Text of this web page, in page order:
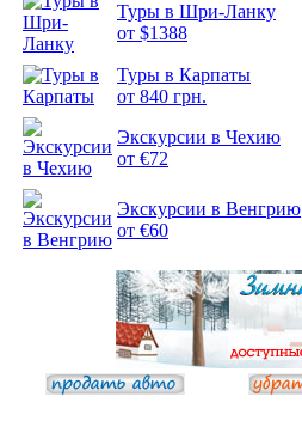
Туры в Шри-Ланку
от $1388
Туры в Карпаты
от 840 грн.
Экскурсии в Чехию
от €72
Экскурсии в Венгрию
от €60